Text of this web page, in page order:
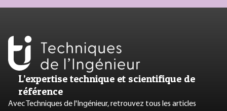
L’expertise technique et scientifique de
référence
Avec Techniques de l'Ingénieur, retrouvez tous les articles